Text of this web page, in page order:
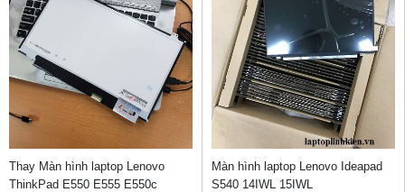
Thay Màn hình laptop Lenovo
ThinkPad E550 E555 E550c
Màn hình laptop Lenovo Ideapad
S540 14IWL 15IWL